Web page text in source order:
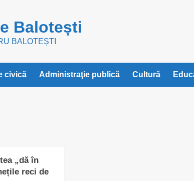
Balotești
BALOTEȘTI
civică Administraţie publică Cultură
„dă în
reci de